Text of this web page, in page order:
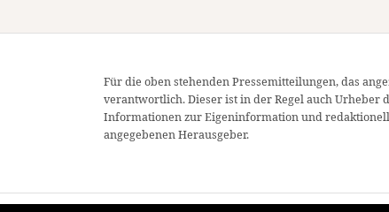
Für die oben stehenden Pressemitteilungen, das
verantwortlich. Dieser ist in der Regel auch Urheber
Informationen zur Eigeninformation und
angegebenen Herausgeber.